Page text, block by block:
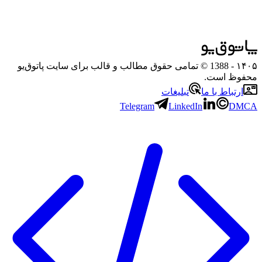
۱۴۰۵
- 1388 © تمامی حقوق مطالب و قالب برای سایت پاتوق‌یو
محفوظ است.
ارتباط با ما
تبلیغات
Telegram
LinkedIn DMCA